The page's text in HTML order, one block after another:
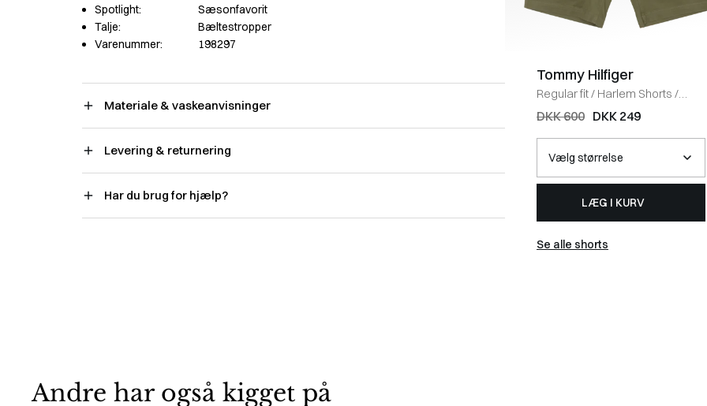
Spotlight:
Sæsonfavorit
Talje:
Bæltestropper
Varenummer:
198297
Materiale & vaskeanvisninger
Levering & returnering
Har du brug for hjælp?
Tommy Hilfiger
Regular fit/ Harlem Shorts /
OLIVE
DKK 600 DKK 249
LÆG I KURV
Se alle shorts
Andre har også kigget på